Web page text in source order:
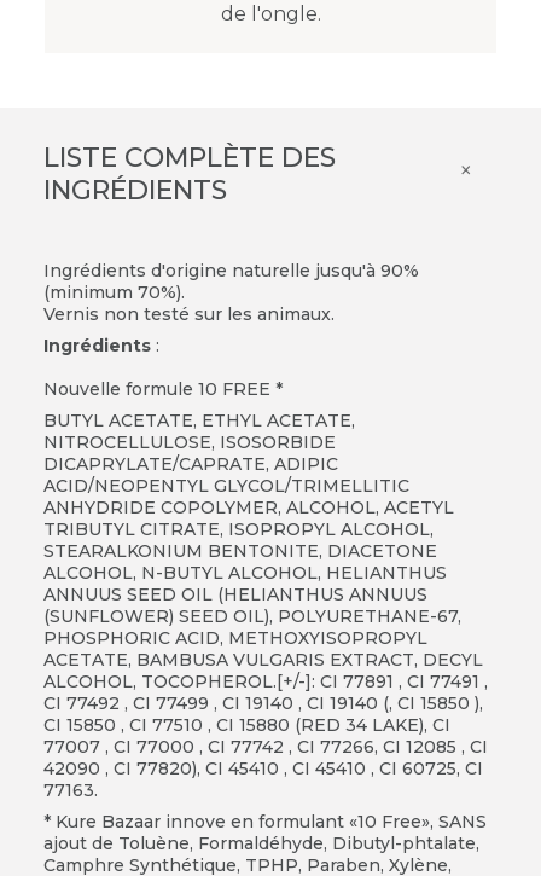
de l'ongle.
LISTE COMPLÈTE DES
INGRÉDIENTS
×
Ingrédients d'origine naturelle jusqu'à 90%
(minimum 70%).
Vernis non testé sur les animaux.
Ingrédients:
Nouvelle formule 10 FREE *
BUTYL ACETATE, ETHYL ACETATE,
NITROCELLULOSE, ISOSORBIDE
DICAPRYLATE/CAPRATE, ADIPIC
ACID/NEOPENTYL GLYCOL/TRIMELLITIC
ANHYDRIDE COPOLYMER, ALCOHOL, ACETYL
TRIBUTYL CITRATE, ISOPROPYL ALCOHOL,
STEARALKONIUM BENTONITE, DIACETONE
ALCOHOL, N-BUTYL ALCOHOL, HELIANTHUS
ANNUUS SEED OIL (HELIANTHUS ANNUUS
(SUNFLOWER) SEED OIL), POLYURETHANE-67,
PHOSPHORIC ACID, METHOXYISOPROPYL
ACETATE, BAMBUSA VULGARIS EXTRACT, DECYL
ALCOHOL, TOCOPHEROL.[+/-]: CI 77891 , CI 77491 ,
CI 77492 , CI 77499 , CI 19140 , CI 19140 (, CI 15850 ),
CI 15850 , CI 77510 , CI 15880 (RED 34 LAKE), CI
77007 , CI 77000 , CI 77742 , CI 77266, CI 12085 , CI
42090 , CI 77820), CI 45410 , CI 45410 , CI 60725, CI
77163.
* Kure Bazaar innove en formulant «10 Free», SANS
ajout de Toluène, Formaldéhyde, Dibutyl-phtalate,
Camphre Synthétique, TPHP, Paraben, Xylène,